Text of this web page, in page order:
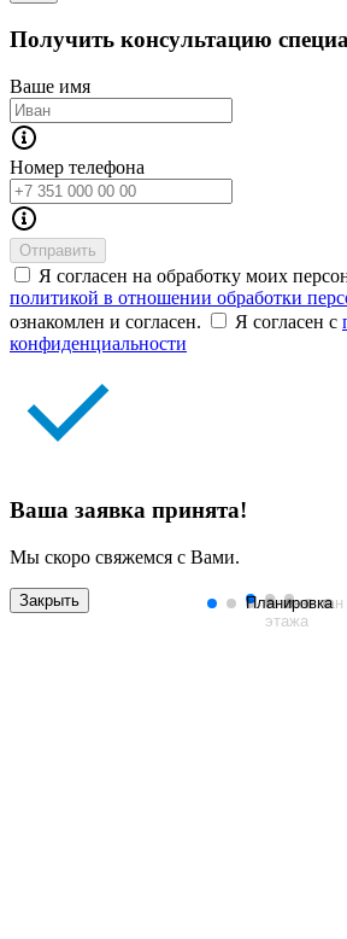
Планировка
План
этажа
Генплан
Получить консультацию
Ваше имя
Номер телефона
Отправить
Я согласен на обработку моих
политикой в отношении обработки
ознакомлен и согласен.
Я согласен с
конфиденциальности
Ваша заявка принята!
Мы скоро свяжемся с Вами.
Закрыть